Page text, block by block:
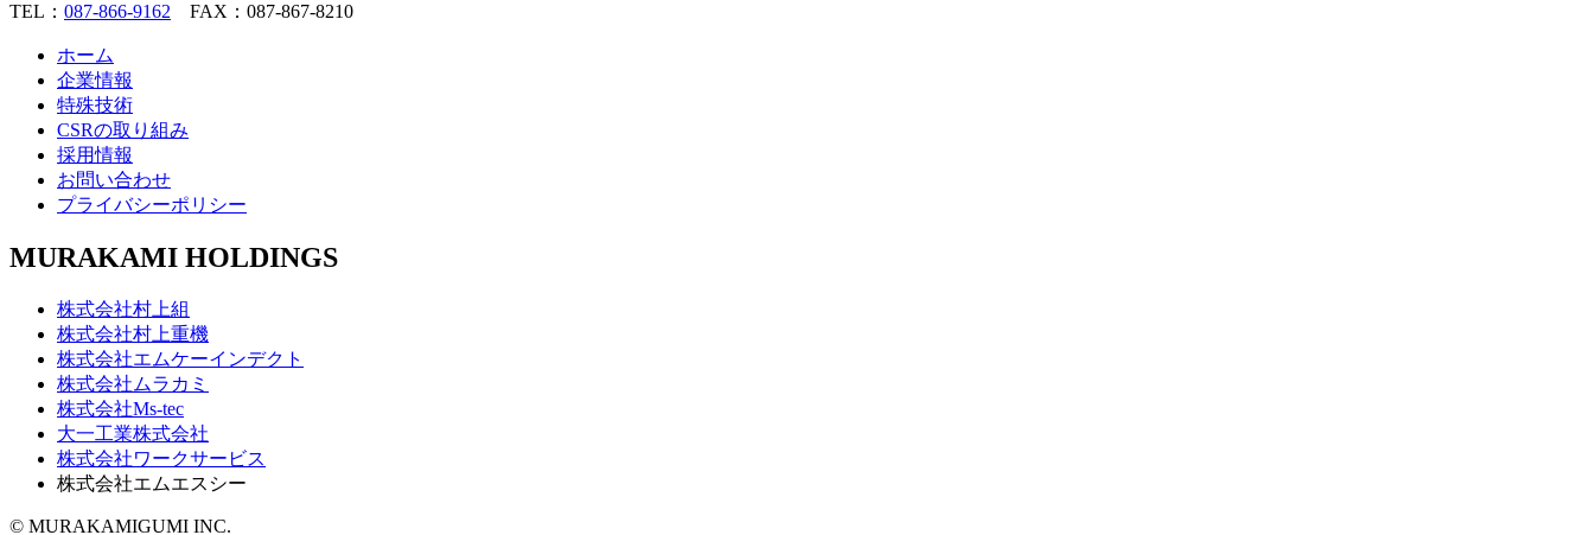
TEL： 087-866-9162 FAX：087-867-8210
ホーム
企業情報
特殊技術
CSRの取り組み
採用情報
お問い合わせ
プライバシーポリシー
MURAKAMI HOLDINGS
株式会社村上組
株式会社村上重機
株式会社エムケーインデクト
株式会社ムラカミ
株式会社Ms-tec
大一工業株式会社
株式会社ワークサービス
株式会社エムエスシー
© MURAKAMIGUMI INC.